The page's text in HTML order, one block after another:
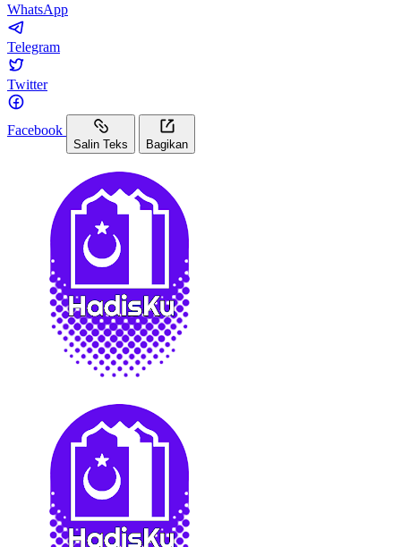
WhatsApp
Telegram
Twitter
Facebook
Salin Teks Bagikan